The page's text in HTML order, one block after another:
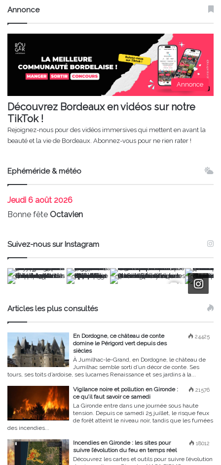
Annonce
Annonce
Découvrez Bordeaux en vidéos sur notre
TikTok !
Rejoignez-nous pour des vidéos immersives qui mettent en avant la
beauté et la vie de Bordeaux. Abonnez-vous pour ne rien rater !
Ephéméride & météo
Jeudi 6 août 2026
Bonne fête Octavien
Suivez-nous sur Instagram
Articles les plus consultés
24425
En Dordogne, ce château de conte
domine le Périgord vert depuis des
siècles
À Jumilhac-le-Grand, en Dordogne, le château de
Jumilhac semble sorti d’un décor de conte. Ses
tours, ses toits d’ardoise, ses lucarnes Renaissance et ses jardins à la...
21576
Vigilance noire et pollution en Gironde :
ce qu’il faut savoir ce samedi
La Gironde entre dans une journée sous haute
tension. Depuis ce samedi 25 juillet, le risque feux
de forêt atteint le niveau noir, tandis que les fumées
des incendies...
18012
Incendies en Gironde : les sites pour
suivre l’évolution du feu en temps réel
Découvrez les cartes et outils pour suivre l’évolution